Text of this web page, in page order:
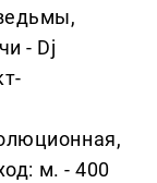
- Dj
м. - 400